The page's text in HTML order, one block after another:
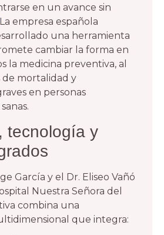
en un avance sin
La empresa española
una herramienta
cambiar la forma en
la medicina preventiva, al
mortalidad y
en personas
tecnología y
García y el Dr. Eliseo Vañó
Nuestra Señora del
combina una
que integra: